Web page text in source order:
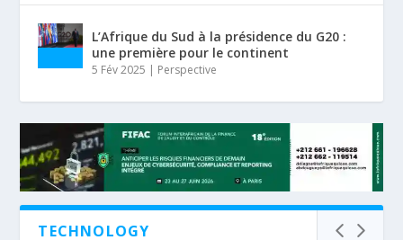
L’Afrique du Sud à la présidence du G20 :
une première pour le continent
5 Fév 2025 | Perspective
TECHNOLOGY